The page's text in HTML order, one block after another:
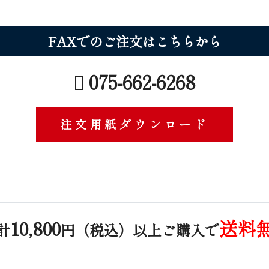
FAXでのご注文はこ ち ら か ら
075-662-6268
注文用紙ダウンロード
10,800円（税込）以上ご購入で送料